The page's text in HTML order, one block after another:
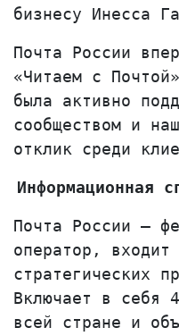
бизнесу Инесса
Почта России
«Читаем с
была активно
сообществом и
отклик среди
Информационная
Почта России –
оператор, входит
стратегических
Включает в себя
всей стране и